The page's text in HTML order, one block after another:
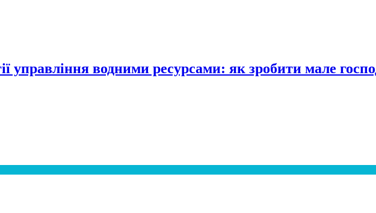
управління водними ресурсами: як зробити мале